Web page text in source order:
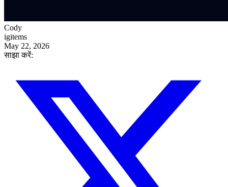
Cody
igitems
May 22, 2026
साझा करें: